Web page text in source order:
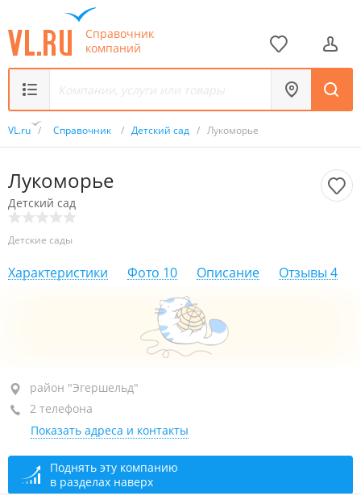
Справочник
компаний
VL.ru / Справочник / Детский сад / Лукоморье
Лукоморье
Детский сад
Детские сады
Характеристики Фото 10 Описание Отзывы 4
район "Эгершельд", ул. Крыгина, 91
1-й этаж
+7 914 706-37-51
+7 (423) 276-37-51
сегодня закрыто
район "Эгершельд"
2 телефона
Показать адреса и контакты
Поднять эту компанию
в разделах наверх